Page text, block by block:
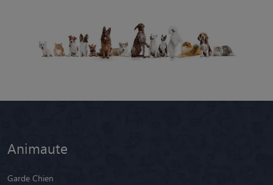
Animaute
Garde Chien